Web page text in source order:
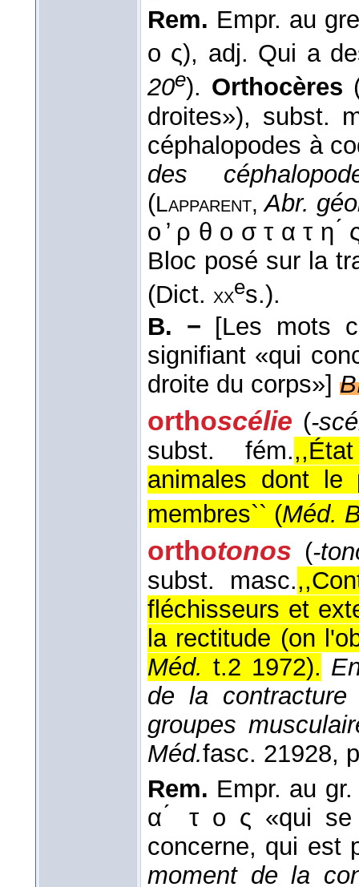
Rem. Empr. au
ο ς), adj. Qui a
20e). Orthocères
droites»), subst.
céphalopodes à
des
(Lapparent,Abr.
ο ̓ ρ θ ο σ τ α τ η
Bloc posé sur la
(Dict. xxes.).
B. −
[Les mots
signifiant «qui
droite du corps»]
orthoscélie (-
subst. fém.
animales dont le
membres`` (Méd.
orthotonos (-
subst. masc.
fléchisseurs et
la rectitude (on
Méd. t.2 1972).
de la
groupes
Méd.fasc. 21928,
Rem. Empr. au
α ́ τ ο ς «qui se
concerne, qui est
moment de la